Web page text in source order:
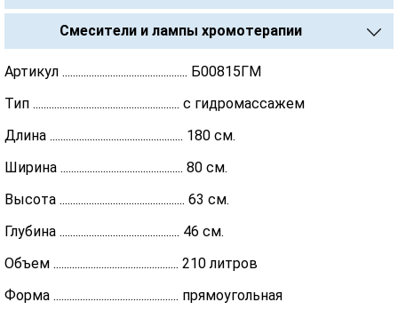
Смесители и лампы хромотерапии
Артикул ............................................... Б00815ГМ
Тип ....................................................... с гидромассажем
Длина .................................................. 180 см.
Ширина .............................................. 80 см.
Высота ............................................... 63 см.
Глубина ............................................. 46 см.
Объем ............................................... 210 литров
Форма ............................................... прямоугольная